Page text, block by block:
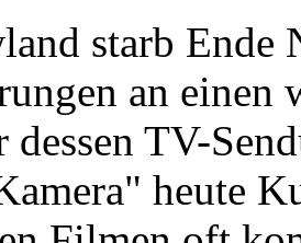
starb Ende
an einen
dessen TV-
heute